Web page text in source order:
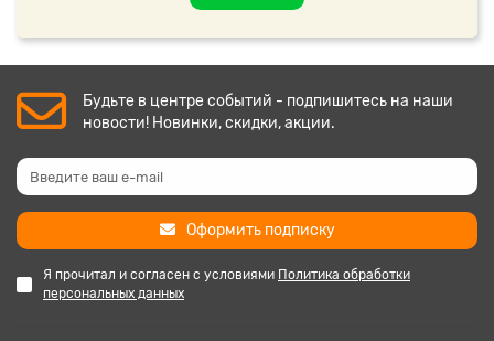
Будьте в центре событий - подпишитесь на наши
новости! Новинки, скидки, акции.
Оформить подписку
Я прочитал и согласен с условиями Политика обработки
персональных данных